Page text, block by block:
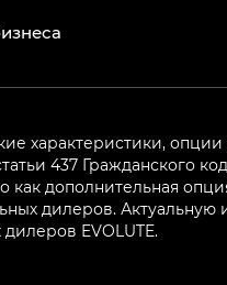
характеристики,
437 Гражданского
как дополнительная
дилеров.
EVOLUTE.